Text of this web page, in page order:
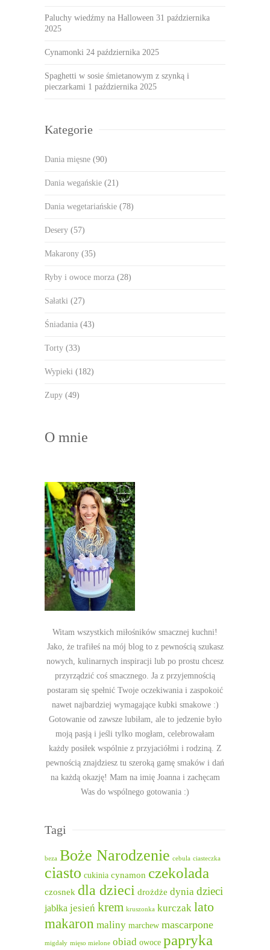
Paluchy wiedźmy na Halloween 31 października
2025
Cynamonki 24 października 2025
Spaghetti w sosie śmietanowym z szynką i
pieczarkami 1 października 2025
Kategorie
Dania mięsne (90)
Dania wegańskie (21)
Dania wegetariańskie (78)
Desery (57)
Makarony (35)
Ryby i owoce morza (28)
Sałatki (27)
Śniadania (43)
Torty (33)
Wypieki (182)
Zupy (49)
O mnie
Witam wszystkich miłośników smacznej kuchni!
Jako, że trafiłeś na mój blog to z pewnością szukasz
nowych, kulinarnych inspiracji lub po prostu chcesz
przyrządzić coś smacznego. Ja z przyjemnością
postaram się spełnić Twoje oczekiwania i zaspokoić
nawet najbardziej wymagające kubki smakowe :)
Gotowanie od zawsze lubiłam, ale to jedzenie było
moją pasją i jeśli tylko mogłam, celebrowałam
każdy posiłek wspólnie z przyjaciółmi i rodziną. Z
pewnością znajdziesz tu szeroką gamę smaków i dań
na każdą okazję! Mam na imię Joanna i zachęcam
Was do wspólnego gotowania :)
Tagi
beza Boże Narodzenie cebula ciasteczka
ciasto cukinia cynamon czekolada
czosnek dla dzieci drożdże dynia dzieci
jabłka jesień krem kruszonka kurczak lato
makaron maliny marchew mascarpone
migdały mięso mielone obiad owoce papryka